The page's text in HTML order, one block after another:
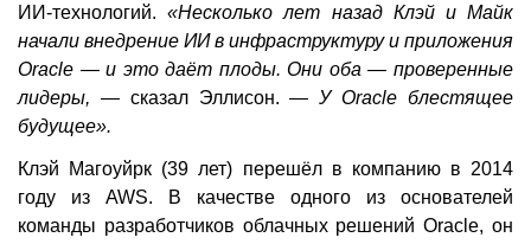
ИИ-технологий.«Несколько лет назад Клэй и Майк
начали внедрение ИИ в инфраструктуру и приложения
Oracle — и это даёт плоды. Они оба — проверенные
лидеры, —сказал Эллисон. —У Oracle блестящее
будущее».
Клэй Магоуйрк (39 лет) перешёл в компанию в 2014
году из AWS. В качестве одного из основателей
команды разработчиков облачных решений Oracle, он